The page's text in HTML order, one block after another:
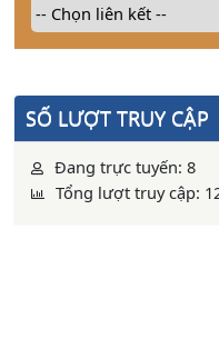
SỐ LƯỢT TRUY CẬP
Đang trực tuyến: 8
Tổng lượt truy cập: